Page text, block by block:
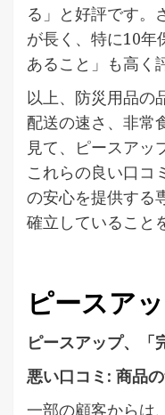
る」と好評です。
が長く、特に10年
あること」も高く
以上、防災用品の
配送の速さ、非常
見て、ピースアッ
これらの良い口コ
の安心を提供する
確立していること
ピースア
ピースアップ、「
悪い口コミ: 商品
一部の顧客からは